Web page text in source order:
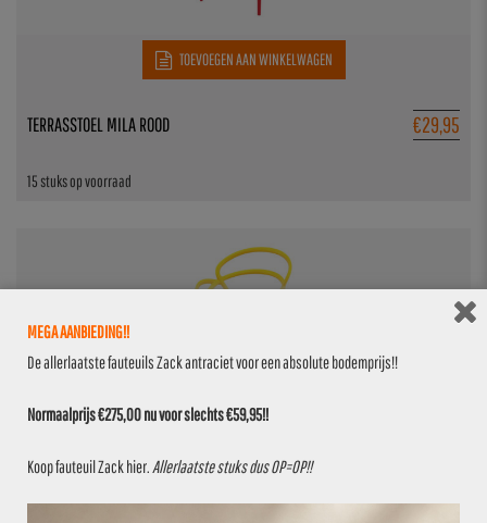
TOEVOEGEN AAN WINKELWAGEN
€29,95
15 stuks op voorraad
TERRASSTOEL MILA ROOD
€29,95
TERRASSTOEL MILA GEEL
MEGA AANBIEDING!!
De allerlaatste fauteuils Zack antraciet voor een absolute bodemprijs!!
Normaalprijs €275,00 nu voor slechts €59,95!!
Koop fauteuil Zackhier Allerlaatste stuks dus OP=OP!!